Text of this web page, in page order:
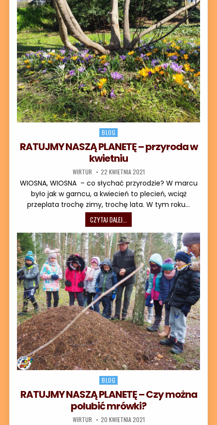
Posted in
BLOG
RATUJMY NASZĄ PLANETĘ – przyroda w
kwietniu
AUTOR:
WIRTUR DATA PUBLIKACJI:
22 KWIETNIA 2021
WIOSNA, WIOSNA – co słychać przyrodzie? W marcu
było jak w garncu, a kwiecień to plecień, wciąż
przeplata trochę zimy, trochę lata. W tym roku…
CZYTAJ DALEJ...
Posted in
BLOG
RATUJMY NASZĄ PLANETĘ – Czy można
polubić mrówki?
AUTOR:
WIRTUR DATA PUBLIKACJI:
20 KWIETNIA 2021